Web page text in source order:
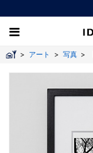
> アート > 写真 >